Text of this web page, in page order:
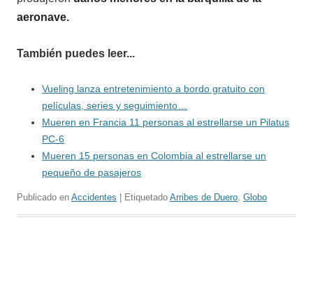
aeronave.
También puedes leer...
Vueling lanza entretenimiento a bordo gratuito con
películas, series y seguimiento…
Mueren en Francia 11 personas al estrellarse un Pilatus
PC-6
Mueren 15 personas en Colombia al estrellarse un
pequeño de pasajeros
Publicado en Accidentes | Etiquetado Arribes de Duero, Globo